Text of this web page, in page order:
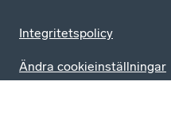
Integritetspolicy
Ändra cookieinställningar